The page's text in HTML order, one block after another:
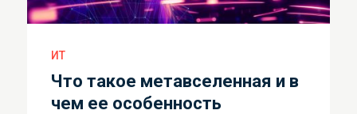
ИТ
Что такое метавселенная и в
чем ее особенность